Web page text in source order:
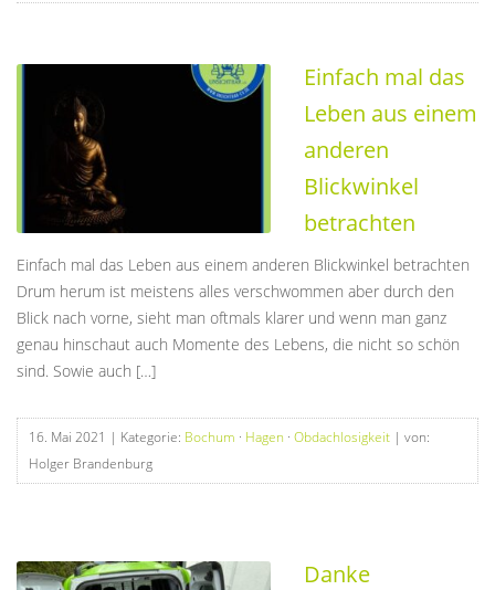
Einfach mal das
Leben aus einem
anderen
Blickwinkel
betrachten
Einfach mal das Leben aus einem anderen Blickwinkel betrachten
Drum herum ist meistens alles verschwommen aber durch den
Blick nach vorne, sieht man oftmals klarer und wenn man ganz
genau hinschaut auch Momente des Lebens, die nicht so schön
sind. Sowie auch […]
16. Mai 2021 | Kategorie: Bochum · Hagen · Obdachlosigkeit | von:
Holger Brandenburg
Danke